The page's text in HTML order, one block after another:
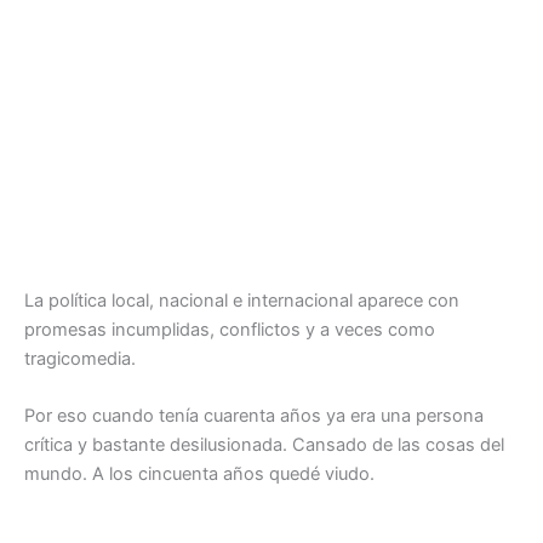
La política local, nacional e internacional aparece con
promesas incumplidas, conflictos y a veces como
tragicomedia.
Por eso cuando tenía cuarenta años ya era una persona
crítica y bastante desilusionada. Cansado de las cosas del
mundo. A los cincuenta años quedé viudo.